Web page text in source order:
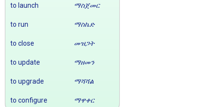
to launch ማስጀመር
to run ማስኬድ
to close መዝጋት
to update ማዘመን
to upgrade ማሻሻል
to configure ማዋቀር